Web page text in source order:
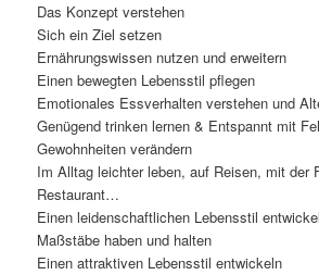
Das Konzept verstehen
Sich ein Ziel setzen
Ernährungswissen nutzen und erweitern
Einen bewegten Lebensstil pflegen
Emotionales Essverhalten verstehen und
Genügend trinken lernen & Entspannt mit
Gewohnheiten verändern
Im Alltag leichter leben, auf Reisen, mit der
Restaurant…
Einen leidenschaftlichen Lebensstil
Maßstäbe haben und halten
Einen attraktiven Lebensstil entwickeln